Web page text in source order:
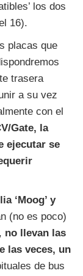
los dos
16).
placas que
trasera
a su vez
con el
Gate, la
ejecutar se
‘Moog’ y
(no es poco)
no llevan las
las veces, un
de bus